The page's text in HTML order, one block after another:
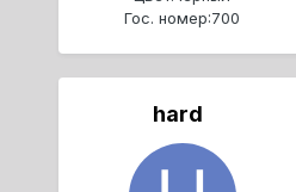
Гос. номер:700
hard